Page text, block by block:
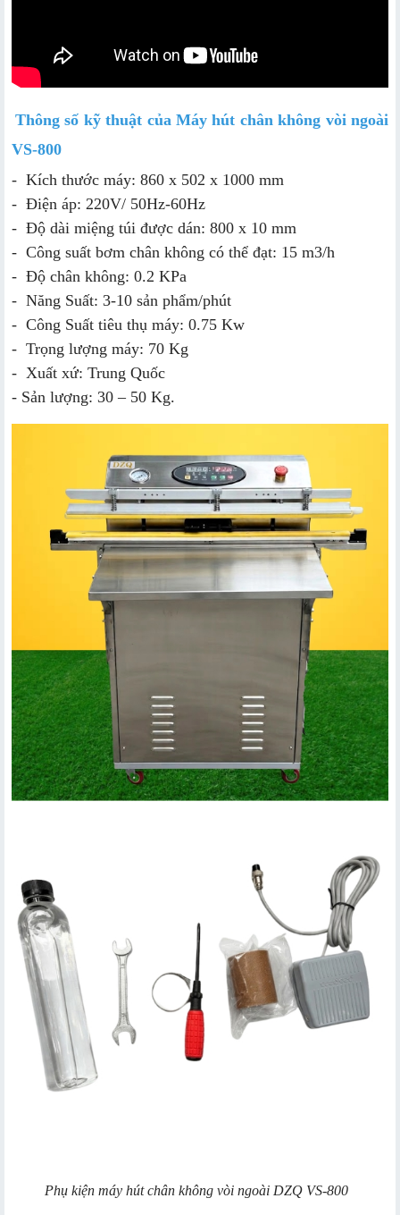
Thông số kỹ thuật của Máy hút chân không vòi ngoài
VS-800
- Kích thước máy: 860 x 502 x 1000 mm
- Điện áp: 220V/ 50Hz-60Hz
- Độ dài miệng túi được dán: 800 x 10 mm
- Công suất bơm chân không có thể đạt: 15 m3/h
- Độ chân không: 0.2 KPa
- Năng Suất: 3-10 sản phẩm/phút
- Công Suất tiêu thụ máy: 0.75 Kw
- Trọng lượng máy: 70 Kg
- Xuất xứ: Trung Quốc
- Sản lượng: 30 – 50 Kg.
Phụ kiện máy hút chân không vòi ngoài DZQ VS-800